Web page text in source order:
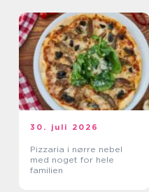
30. juli 2026
Pizzaria i nørre nebel
med noget for hele
familien